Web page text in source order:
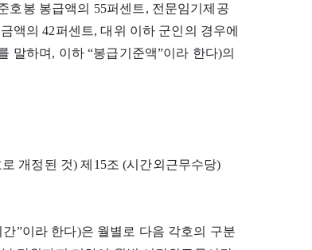
호봉 봉급액의 55퍼센트, 전문임기제공
액의 42퍼센트, 대위 이하 군인의 경우에
말하며, 이하 “봉급기준액”이라 한다)의
개정된 것) 제15조 (시간외근무수당)
”이라 한다)은 월별로 다음 각호의 구분